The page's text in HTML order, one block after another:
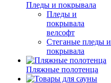
Пледы и покрывала
Пледы и
покрывала
велсофт
Стеганые пледы и
покрывала
Пляжные полотенца